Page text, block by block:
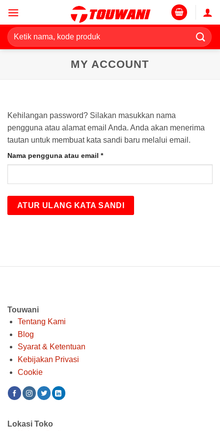
content
Pencarian
untuk:
MY ACCOUNT
Kehilangan password? Silakan masukkan nama
pengguna atau alamat email Anda. Anda akan menerima
tautan untuk membuat kata sandi baru melalui email.
Nama pengguna atau email *Wajib
ATUR ULANG KATA SANDI
Touwani
Tentang Kami
Blog
Syarat & Ketentuan
Kebijakan Privasi
Cookie
Lokasi Toko